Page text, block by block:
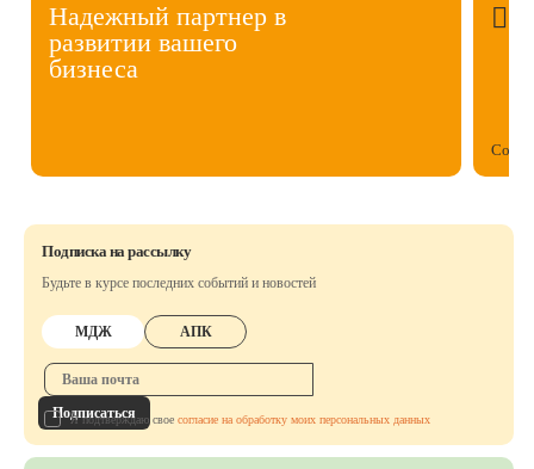
Надежный партнер в
развитии вашего
бизнеса
Подписка на рассылку
Будьте в курсе последних событий и новостей
МДЖ АПК
Подписаться
Я подтверждаю свое согласие на обработку моих персональных данных